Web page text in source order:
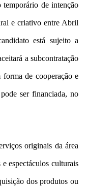
de intenção
e criativo entre Abril
está sujeito a
a subcontratação
de cooperação e
ser financiada, no
originais da área
espectáculos culturais
dos produtos ou